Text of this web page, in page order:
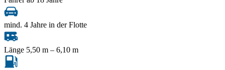
mind. 4 Jahre in der Flotte
Länge 5,50 m – 6,10 m